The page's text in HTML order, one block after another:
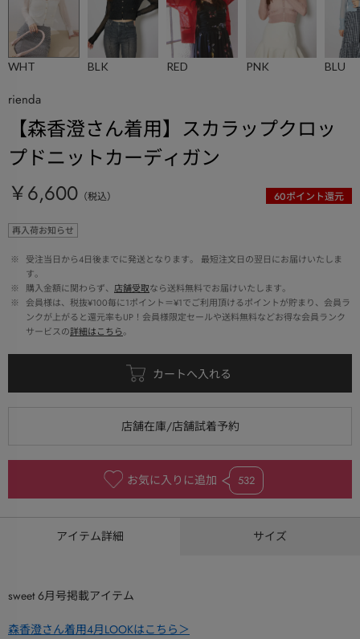
WHT BLK RED PNK BLU
rienda
【森香澄さん着用】スカラップクロッ
プドニットカーディガン
￥6,600 （税込） 60ポイント還元
再入荷お知らせ
※
受注当日から4日後までに発送となります。 最短注文日の翌日にお届けいたしま
す。
※
購入金額に関わらず、 店舗受取なら送料無料でお届けいたします。
※
会員様は、税抜¥100毎に1ポイント＝¥1でご利用頂けるポイントが貯まり、会員ラ
ンクが上がると還元率もUP！会員様限定セールや送料無料などお得な会員ランク
サービスの詳細はこちら。
お気に入りに追加 532
アイテム詳細 サイズ
sweet 6月号掲載アイテム
森香澄さん着用4月LOOKはこちら＞